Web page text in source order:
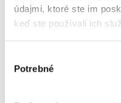
údajmi, ktoré ste im
keď ste používali ich
súhlasu
Potrebné
Parametre
RAM | 32 GB ROM |
40mm tlačiareň | 1×